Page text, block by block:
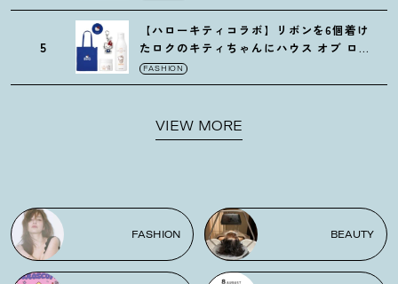
5
【ハローキティコラボ】リボンを6個着け
たロクのキティちゃんにハウス オブ ロー
ゼの限定パケも
FASHION
VIEW MORE
FASHION BEAUTY